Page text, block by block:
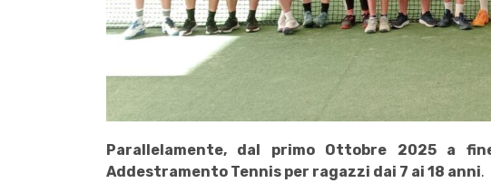
Parallelamente, dal primo Ottobre 2025 a
Addestramento Tennis per ragazzi dai 7 ai 18 anni.